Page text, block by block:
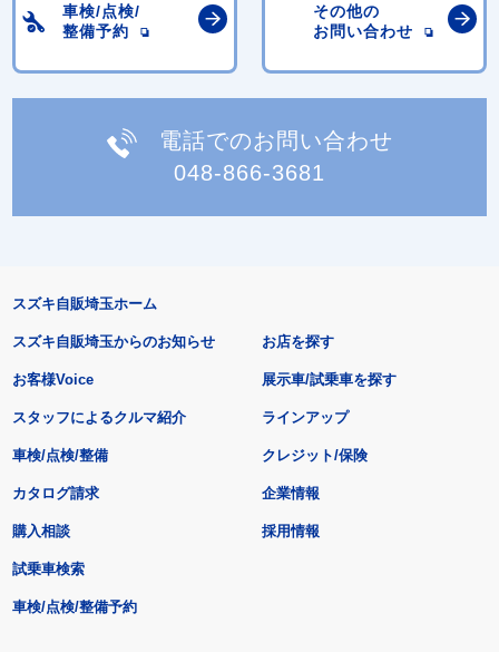
車検/点検/
整備予約
その他の
お問い合わせ
電話でのお問い合わせ
048-866-3681
スズキ自販埼玉ホーム
スズキ自販埼玉からのお知らせ
お客様Voice
スタッフによるクルマ紹介
お店を探す
展示車/試乗車を探す
ラインアップ
車検/点検/整備 クレジット/保険
カタログ請求
購入相談
試乗車検索
車検/点検/整備予約
企業情報
採用情報